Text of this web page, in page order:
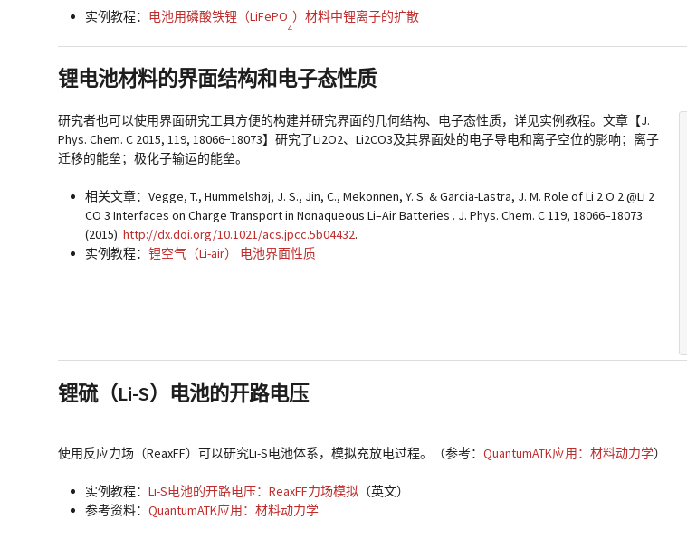
实例教程： 电池用磷酸铁锂（LiFePO
4
）材料中锂离子的扩散
锂电池材料的界面结构和电子态性质
研究者也可以使用界面研究工具方便的构建并研究界面的几何结构、电子态性质，详见实例教程。文章【J.
Phys. Chem. C 2015, 119, 18066−18073】研究了Li2O2、Li2CO3及其界面处的电子导电和离子空位的影响；离子
迁移的能垒；极化子输运的能垒。
相关文章：Vegge, T., Hummelshøj, J. S., Jin, C., Mekonnen, Y. S. & Garcia-Lastra, J. M. Role of Li 2 O 2 @Li 2
CO 3 Interfaces on Charge Transport in Nonaqueous Li–Air Batteries . J. Phys. Chem. C 119, 18066–18073
(2015).http://dx.doi.org/10.1021/acs.jpcc.5b04432.
实例教程：锂空气（Li-air） 电池界面性质
锂硫（Li-S）电池的开路电压
使用反应力场（ReaxFF）可以研究Li-S电池体系，模拟充放电过程。（参考：QuantumATK应用：材料动力学）
实例教程：Li-S电池的开路电压：ReaxFF力场模拟 （英文）
参考资料：QuantumATK应用：材料动力学